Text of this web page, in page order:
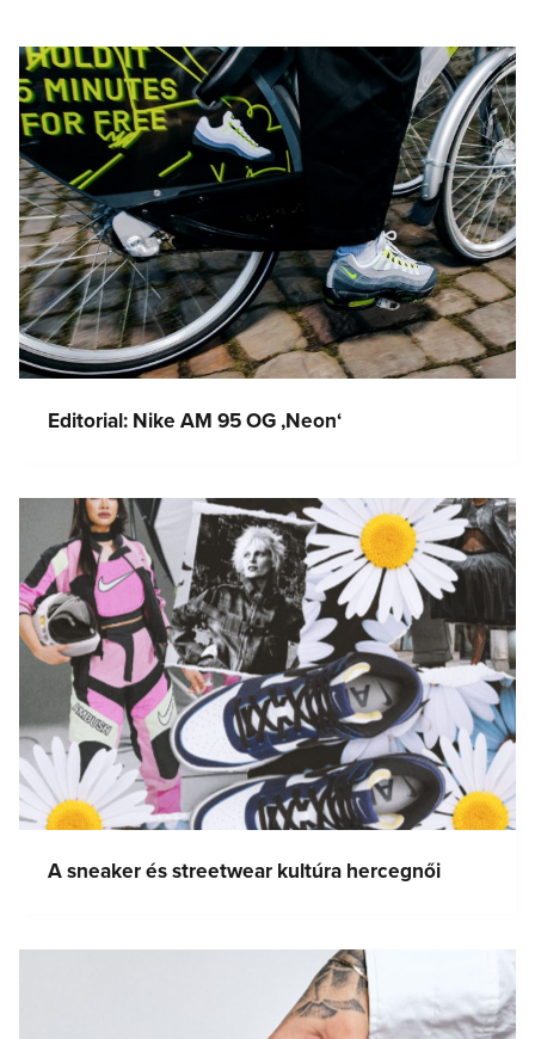
Editorial: Nike AM 95 OG ‚Neon‘
A sneaker és streetwear kultúra hercegnői